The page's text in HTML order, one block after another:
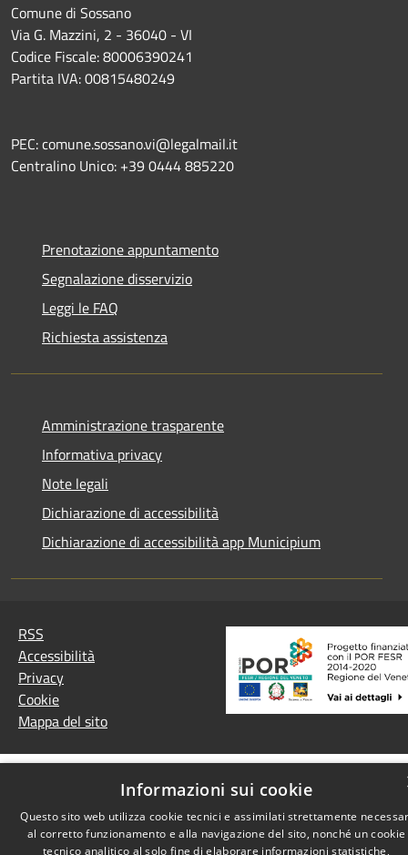
Comune di Sossano
Via G. Mazzini, 2 - 36040 - VI
Codice Fiscale: 80006390241
Partita IVA: 00815480249
PEC: comune.sossano.vi@legalmail.it
Centralino Unico: +39 0444 885220
Prenotazione appuntamento
Segnalazione disservizio
Leggi le FAQ
Richiesta assistenza
Amministrazione trasparente
Informativa privacy
Note legali
Dichiarazione di accessibilità
Dichiarazione di accessibilità app Municipium
RSS
Accessibilità
Privacy
Cookie
Mappa del sito
Informazioni sui cookie
Questo sito web utilizza cookie tecnici e assimilati strettamente
al corretto funzionamento e alla navigazione del sito, nonché un cookie
tecnico analitico al solo fine di elaborare informazioni statistiche,